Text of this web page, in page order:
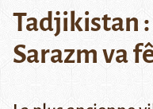
Tadjikistan
Sarazm va